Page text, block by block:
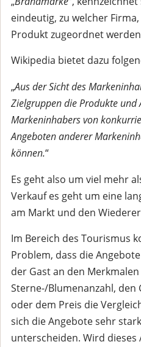
eindeutig, zu welcher
Produkt zugeordnet
Wikipedia bietet dazu
„Aus der Sicht des
Zielgruppen die Produkte und
Markeninhabers von
Angeboten anderer
können.“
Es geht also um viel mehr
Verkauf es geht um eine
am Markt und den
Im Bereich des Tourismus
Problem, dass die
der Gast an den
Sterne-/Blumenanzahl, den
oder dem Preis die
sich die Angebote sehr
unterscheiden. Wird